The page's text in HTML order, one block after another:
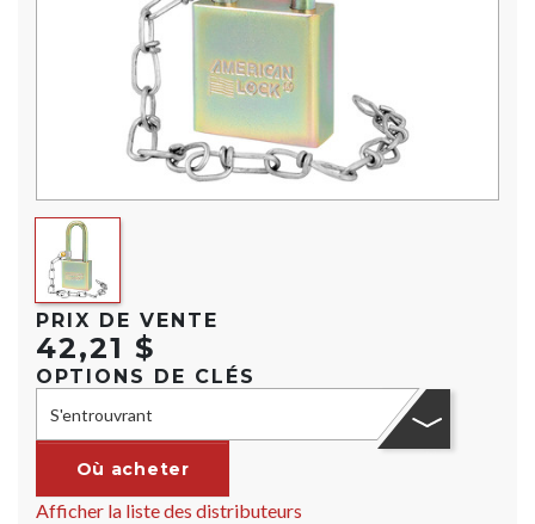
PRIX DE VENTE
42,21 $
OPTIONS DE CLÉS
S'entrouvrant
Où acheter
Afficher la liste des distributeurs